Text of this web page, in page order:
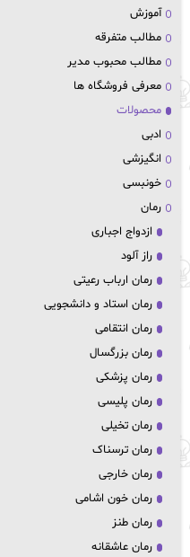
آموزش
مطالب متفرقه
مطالب محبوب مدیر
معرفی فروشگاه ها
محصولات
ادبی
انگیزشی
خونبسی
رمان
ازدواج اجباری
راز آلود
رمان ارباب رعیتی
رمان استاد و دانشجویی
رمان انتقامی
رمان بزرگسال
رمان پزشکی
رمان پلیسی
رمان تخیلی
رمان ترسناک
رمان خارجی
رمان خون اشامی
رمان طنز
رمان عاشقانه